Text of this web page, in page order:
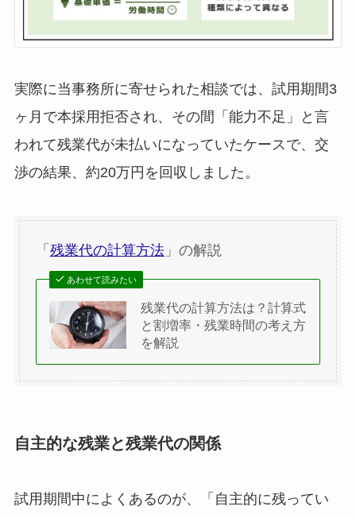
実際に当事務所に寄せられた相談では、試用期間3
ヶ月で本採用拒否され、その間「能力不足」と言
われて残業代が未払いになっていたケースで、交
渉の結果、約20万円を回収しました。
「 残業代の計算方法」の解説
あわせて読みたい
残業代の計算方法は？計算式
と割増率・残業時間の考え方
を解説
自主的な残業と残業代の関係
試用期間中によくあるのが、「自主的に残ってい